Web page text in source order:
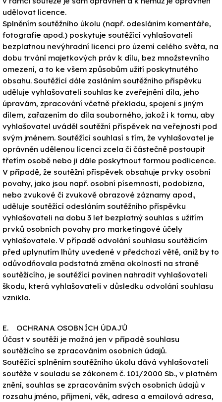
udělovat licence.
Splněním soutěžního úkolu (např. odesláním komentáře,
fotografie apod.) poskytuje soutěžící vyhlašovateli
bezplatnou nevýhradní licenci pro území celého světa, na
dobu trvání majetkových práv k dílu, bez množstevního
omezení, a to ke všem způsobům užití poskytnutého
obsahu. Soutěžící dále zasláním soutěžního příspěvku
uděluje vyhlašovateli souhlas ke zveřejnění díla, jeho
úpravám, zpracování včetně překladu, spojení s jiným
dílem, zařazením do díla souborného, jakož i k tomu, aby
vyhlašovatel uváděl soutěžní příspěvek na veřejnosti pod
svým jménem. Soutěžící souhlasí s tím, že vyhlašovatel je
oprávněn udělenou licenci zcela či částečně postoupit
třetím osobě nebo ji dále poskytnout formou podlicence.
V případě, že soutěžní příspěvek obsahuje prvky osobní
povahy, jako jsou např. osobní písemnosti, podobizna,
nebo zvukové či zvukově obrazové záznamy apod.,
uděluje soutěžící odesláním soutěžního příspěvku
vyhlašovateli na dobu 3 let bezplatný souhlas s užitím
prvků osobních povahy pro marketingové účely
vyhlašovatele. V případě odvolání souhlasu soutěžícím
před uplynutím lhůty uvedené v předchozí větě, aniž by to
odůvodňovala podstatná změna okolností na straně
soutěžícího, je soutěžící povinen nahradit vyhlašovateli
škodu, která vyhlašovateli v důsledku odvolání souhlasu
vznikla.
E. OCHRANA OSOBNÍCH ÚDAJŮ
Účast v soutěži je možná jen v případě souhlasu
soutěžícího se zpracováním osobních údajů.
Soutěžící splněním soutěžního úkolu dává vyhlašovateli
soutěže v souladu se zákonem č. 101/2000 Sb., v platném
znění, souhlas se zpracováním svých osobních údajů v
rozsahu jméno, příjmení, věk, adresa a emailová adresa,